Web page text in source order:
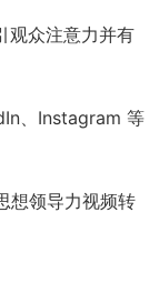
观众注意力并有
、Instagram 等
想领导力视频转